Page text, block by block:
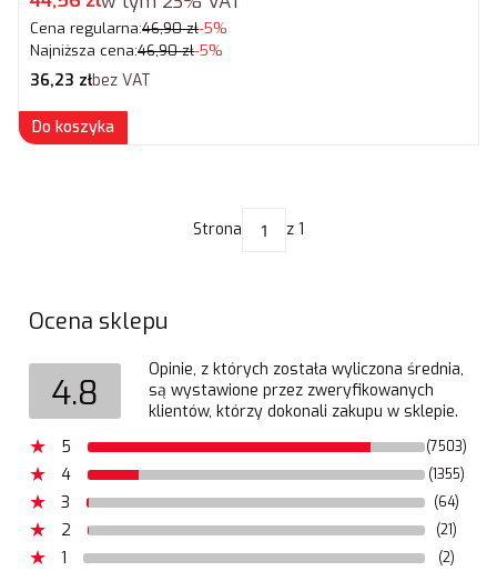
Cena regularna:46,90 zł-5%
Najniższa cena:46,90 zł-5%
Cena netto
36,23 złbez VAT
Do koszyka
Strona z 1
Ocena sklepu
4.8
Opinie, z których została wyliczona średnia,
są wystawione przez zweryfikowanych
klientów, którzy dokonali zakupu w sklepie.
5
(7503)
4 (1355)
3 (64)
2 (21)
1 (2)